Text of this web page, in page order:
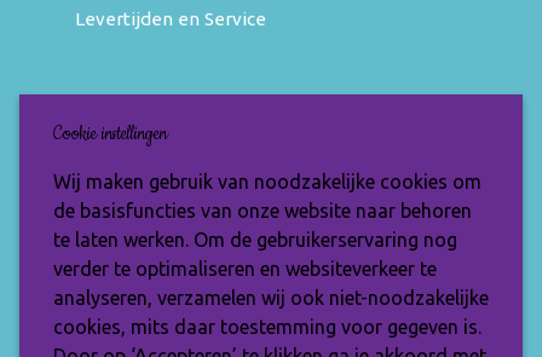
Levertijden en Service
Nieuwsbrief
Wil jij op de hoogte blijven van de nieuwste
items en speciale aanbiedingen? Vul je e-
mailadres dan in en ontvang de Make My
Moment nieuwsbrief.
Cookie instellingen
Wij maken gebruik van noodzakelijke cookies om
de basisfuncties van onze website naar behoren
te laten werken. Om de gebruikerservaring nog
verder te optimaliseren en websiteverkeer te
analyseren, verzamelen wij ook niet-noodzakelijke
cookies, mits daar toestemming voor gegeven is.